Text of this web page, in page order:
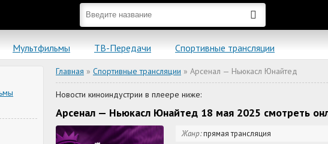
Мультфильмы ТВ-Передачи Спортивные трансляции
Главная » Спортивные трансляции » Арсенал — Ньюкасл Юнайтед
Новости киноиндустрии в плеере ниже:
Арсенал — Ньюкасл Юнайтед 18 мая 2025 смотреть
Жанр:прямая трансляция